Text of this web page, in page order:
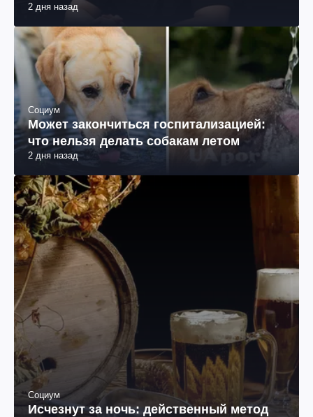
2 дня назад
Социум
Может закончиться госпитализацией:
что нельзя делать собакам летом
2 дня назад
Социум
Исчезнут за ночь: действенный метод